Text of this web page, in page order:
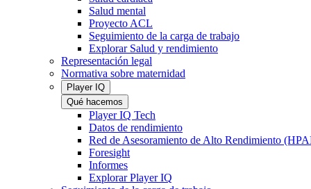
Salud mental
Proyecto ACL
Seguimiento de la carga de trabajo
Explorar Salud y rendimiento
Representación legal
Normativa sobre maternidad
Player IQ
Qué hacemos
Player IQ Tech
Datos de rendimiento
Red de Asesoramiento de Alto Rendimiento
Foresight
Informes
Explorar Player IQ